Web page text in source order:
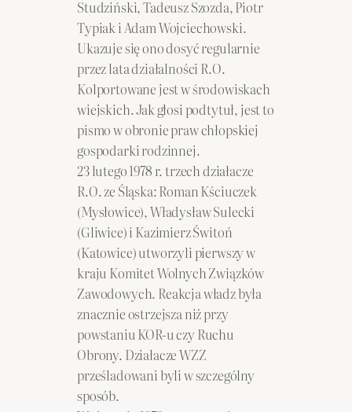
Studziński, Tadeusz Szozda, Piotr
Typiak i Adam Wojciechowski.
Ukazuje się ono dosyć regularnie
przez lata działalności R.O.
Kolportowane jest w środowiskach
wiejskich. Jak głosi podtytuł, jest to
pismo w obronie praw chłopskiej
gospodarki rodzinnej.
23 lutego 1978 r. trzech działacze
R.O. ze Śląska: Roman Kściuczek
(Mysłowice), Władysław Sulecki
(Gliwice) i Kazimierz Świtoń
(Katowice) utworzyli pierwszy w
kraju Komitet Wolnych Związków
Zawodowych. Reakcja władz była
znacznie ostrzejsza niż przy
powstaniu KOR-u czy Ruchu
Obrony. Działacze WZZ
prześladowani byli w szczególny
sposób.